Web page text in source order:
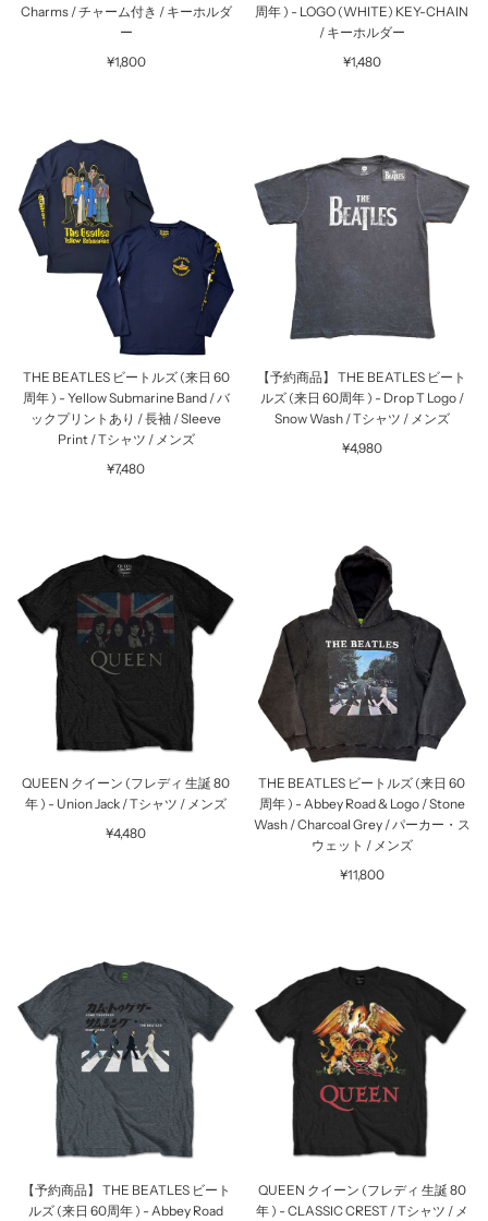
Charms / チャーム付き / キーホルダ
ー
¥1,800
周年 ) - LOGO (WHITE) KEY-CHAIN
/ キーホルダー
¥1,480
THE BEATLES ビートルズ (来日 60
周年 ) - Yellow Submarine Band / バ
ックプリントあり / 長袖 / Sleeve
Print / Tシャツ / メンズ
¥7,480
【予約商品】 THE BEATLES ビート
ルズ (来日 60周年 ) - Drop T Logo /
Snow Wash / Tシャツ / メンズ
¥4,980
QUEEN クイーン (フレディ 生誕 80
年 ) - Union Jack / Tシャツ / メンズ
¥4,480
THE BEATLES ビートルズ (来日 60
周年 ) - Abbey Road & Logo / Stone
Wash / Charcoal Grey / パーカー・ス
ウェット / メンズ
¥11,800
【予約商品】 THE BEATLES ビート
ルズ (来日 60周年 ) - Abbey Road
QUEEN クイーン (フレディ 生誕 80
年 ) - CLASSIC CREST / Tシャツ / メ